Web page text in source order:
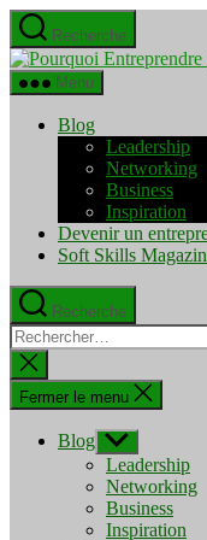
Aller
au
contenu
Recherche
Menu
Blog
Leadership
Networking
Business
Inspiration
Devenir un
Soft Skills
Recherche
Rechercher :
Fermer
la
recherche
Fermer le menu
Blog Afficher
le
sous-
menu
Leadership
Networking
Business
Inspiration